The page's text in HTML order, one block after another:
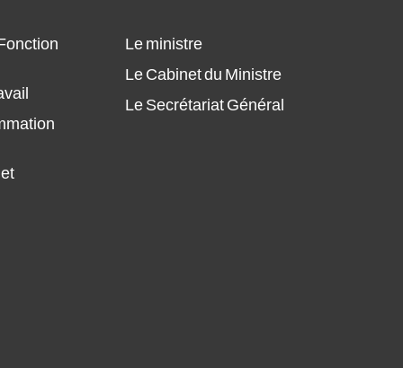
Le ministre
Le Cabinet du Ministre
Le Secrétariat Général